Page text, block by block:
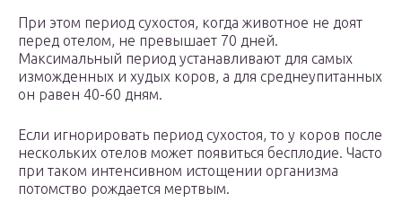
При этом период сухостоя, когда животное не доят
перед отелом, не превышает 70 дней.
Максимальный период устанавливают для самых
изможденных и худых коров, а для среднеупитанных
он равен 40-60 дням.
Если игнорировать период сухостоя, то у коров после
нескольких отелов может появиться бесплодие. Часто
при таком интенсивном истощении организма
потомство рождается мертвым.